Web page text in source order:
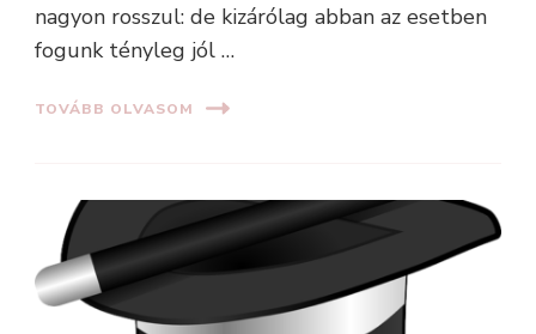
nagyon rosszul: de kizárólag abban az esetben
fogunk tényleg jól …
TOVÁBB OLVASOM